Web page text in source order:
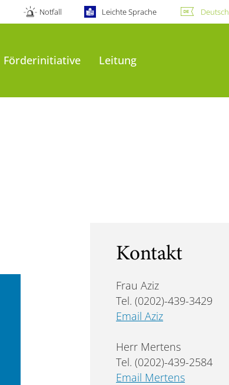
Notfall Leichte Sprache Deutsch
Förderinitiative Leitung
Kontakt
Frau Aziz
Tel. (0202)-439-3429
Email Aziz
Herr Mertens
Tel. (0202)-439-2584
Email Mertens